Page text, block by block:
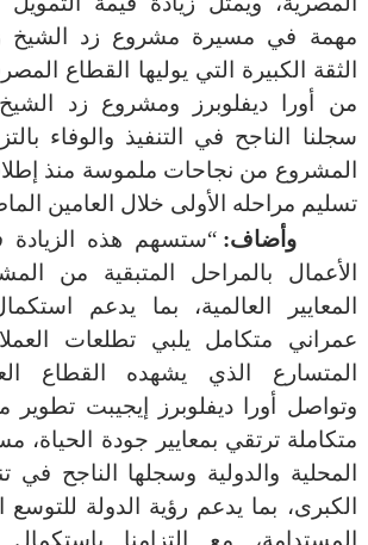
مهمة في مسيرة مشروع زد الشيخ
الثقة الكبيرة التي يوليها القطاع
من أورا ديفلوبرز ومشروع زد
سجلنا الناجح في التنفيذ والوفاء
المشروع من نجاحات ملموسة منذ
تسليم مراحله الأولى خلال العامين
وأضاف: “ستسهم هذه الزيادة
الأعمال بالمراحل المتبقية من
المعايير العالمية، بما يدعم
عمراني متكامل يلبي تطلعات
المتسارع الذي يشهده القطاع
وتواصل أورا ديفلوبرز إيجيبت تطوير
متكاملة ترتقي بمعايير جودة الحياة،
المحلية والدولية وسجلها الناجح في
الكبرى، بما يدعم رؤية الدولة للتوسع
المستدامة، مع التزامنا